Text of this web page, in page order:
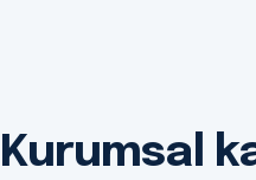
Kurumsal